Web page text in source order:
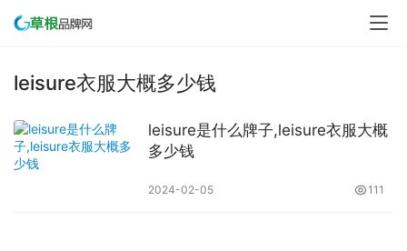
leisure衣服大概多少钱
leisure是什么牌子,leisure衣服大概
多少钱
2024-02-05 111